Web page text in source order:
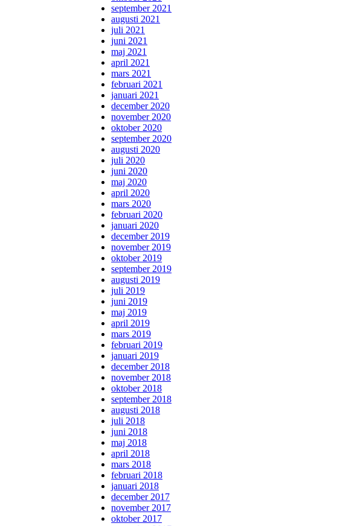
september 2021
augusti 2021
juli 2021
juni 2021
maj 2021
april 2021
mars 2021
februari 2021
januari 2021
december 2020
november 2020
oktober 2020
september 2020
augusti 2020
juli 2020
juni 2020
maj 2020
april 2020
mars 2020
februari 2020
januari 2020
december 2019
november 2019
oktober 2019
september 2019
augusti 2019
juli 2019
juni 2019
maj 2019
april 2019
mars 2019
februari 2019
januari 2019
december 2018
november 2018
oktober 2018
september 2018
augusti 2018
juli 2018
juni 2018
maj 2018
april 2018
mars 2018
februari 2018
januari 2018
december 2017
november 2017
oktober 2017